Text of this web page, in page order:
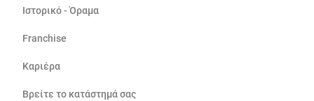
Ιστορικό - Όραμα
Franchise
Καριέρα
Βρείτε το κατάστημά σας